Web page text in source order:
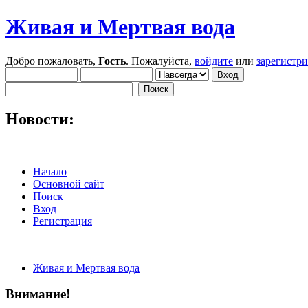
Живая и Мертвая вода
Добро пожаловать, Гость. Пожалуйста, войдите или
Новости:
Начало
Основной сайт
Поиск
Вход
Регистрация
Живая и Мертвая вода
Внимание!